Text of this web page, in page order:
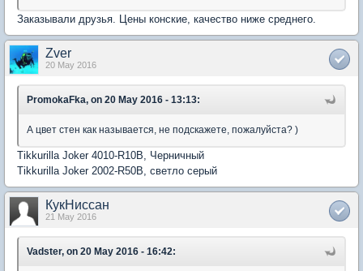
Заказывали друзья. Цены конские, качество ниже среднего.
Zver
20 May 2016
PromokaFka, on 20 May 2016 - 13:13:
А цвет стен как называется, не подскажете, пожалуйста? )
Tikkurilla Joker 4010-R10B, Черничный
Tikkurilla Joker 2002-R50B, светло серый
КукНиссан
21 May 2016
Vadster, on 20 May 2016 - 16:42: